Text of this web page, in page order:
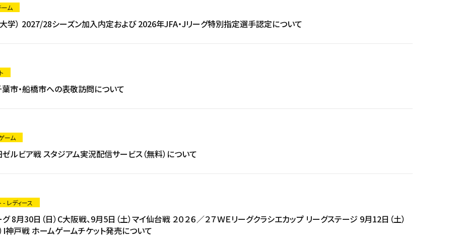
ーム
学） 2027/28シーズン加入内定および 2026年JFA・Jリーグ特別指定選手認定について
葉市・船橋市への表敬訪問について
ーム
ゼルビア戦 スタジアム実況配信サービス（無料）について
- レディース
グ 8月30日（日）C大阪戦、9月5日（土）マイ仙台戦 ２０２６／２７ＷＥリーグクラシエカップ リーグステージ 9月12日（土）
I神戸戦 ホームゲームチケット発売について